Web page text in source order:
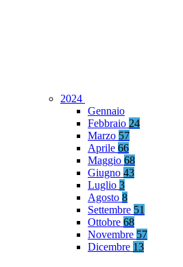
2024
Gennaio
Febbraio 24
Marzo 57
Aprile 66
Maggio 68
Giugno 43
Luglio 3
Agosto 8
Settembre 51
Ottobre 68
Novembre 57
Dicembre 13